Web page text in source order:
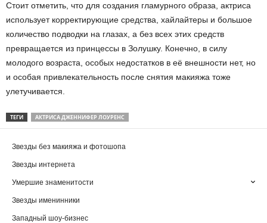
Стоит отметить, что для создания гламурного образа, актриса
использует корректирующие средства, хайлайтеры и большое
количество подводки на глазах, а без всех этих средств
превращается из принцессы в Золушку. Конечно, в силу
молодого возраста, особых недостатков в её внешности нет, но
и особая привлекательность после снятия макияжа тоже
улетучивается.
ТЕГИ АКТРИСА ДЖЕННИФЕР ЛОУРЕНС
Звезды без макияжа и фотошопа
Звезды интернета
Умершие знаменитости
Звезды именинники
Западный шоу-бизнес